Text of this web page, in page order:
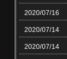
2020/07/16
2020/07/14
2020/07/14